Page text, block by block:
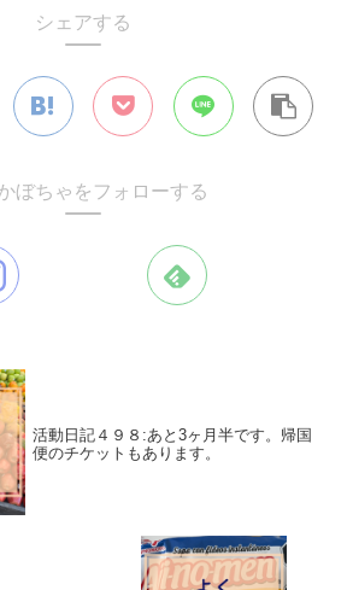
シェアする
ぼちゃをフォローする
活動日記４９８:あと3ヶ月半です。帰国
便のチケットもあります。